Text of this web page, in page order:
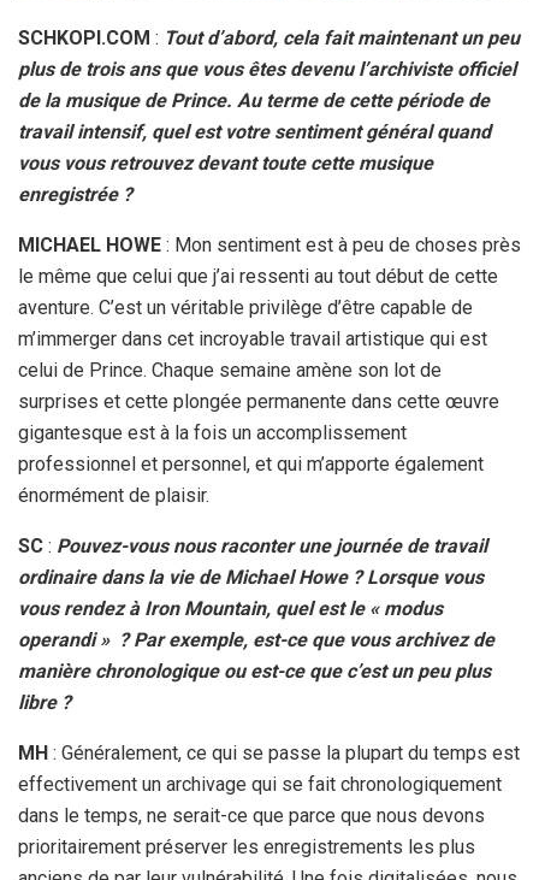
SCHKOPI.COM : Tout d’abord, cela fait maintenant un peu
plus de trois ans que vous êtes devenu l’archiviste officiel
de la musique de Prince. Au terme de cette période de
travail intensif, quel est votre sentiment général quand
vous vous retrouvez devant toute cette musique
enregistrée ?
MICHAEL HOWE : Mon sentiment est à peu de choses près
le même que celui que j’ai ressenti au tout début de cette
aventure. C’est un véritable privilège d’être capable de
m’immerger dans cet incroyable travail artistique qui est
celui de Prince. Chaque semaine amène son lot de
surprises et cette plongée permanente dans cette œuvre
gigantesque est à la fois un accomplissement
professionnel et personnel, et qui m’apporte également
énormément de plaisir.
SC : Pouvez-vous nous raconter une journée de travail
ordinaire dans la vie de Michael Howe ? Lorsque vous
vous rendez à Iron Mountain, quel est le « modus
operandi » ? Par exemple, est-ce que vous archivez de
manière chronologique ou est-ce que c’est un peu plus
libre ?
MH : Généralement, ce qui se passe la plupart du temps est
effectivement un archivage qui se fait chronologiquement
dans le temps, ne serait-ce que parce que nous devons
prioritairement préserver les enregistrements les plus